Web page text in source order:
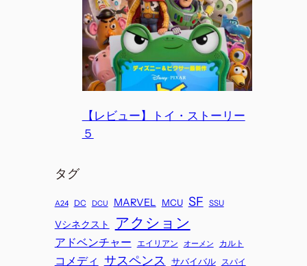
【レビュー】トイ・ストーリー
５
タグ
A24 DC DCU MARVEL MCU SF SSU
Vシネクスト アクション
アドベンチャー エイリアン オーメン カルト
コメディ サスペンス サバイバル スパイ